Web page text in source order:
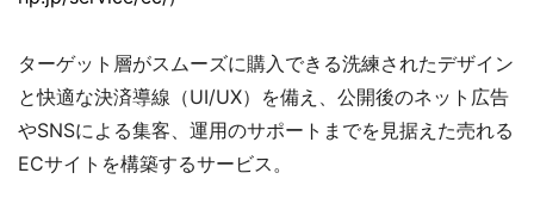
ターゲット層がスムーズに購入できる洗練されたデザイン
と快適な決済導線（UI/UX）を備え、公開後のネット広告
やSNSによる集客、運用のサポートまでを見据えた売れる
ECサイトを構築するサービス。